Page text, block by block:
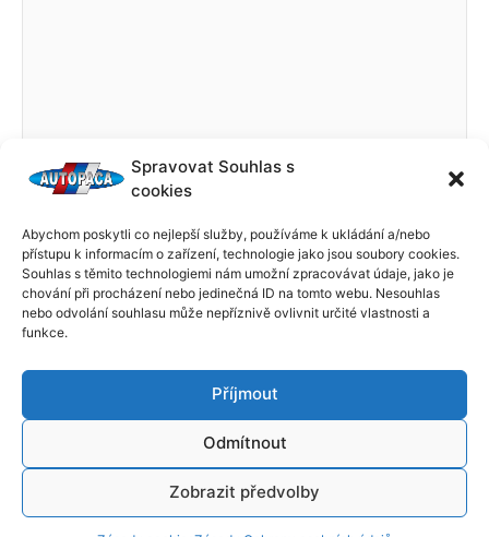
Spravovat Souhlas s
cookies
Abychom poskytli co nejlepší služby, používáme k ukládání a/nebo
přístupu k informacím o zařízení, technologie jako jsou soubory cookies.
Souhlas s těmito technologiemi nám umožní zpracovávat údaje, jako je
chování při procházení nebo jedinečná ID na tomto webu. Nesouhlas
nebo odvolání souhlasu může nepříznivě ovlivnit určité vlastnosti a
funkce.
Příjmout
Odmítnout
Zobrazit předvolby
Značky vozidel